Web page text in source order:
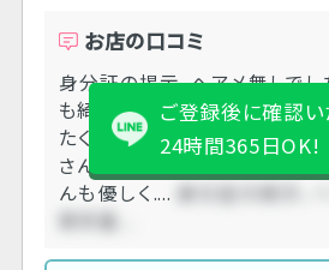
お店の口コミ
身分証の掲示、ヘアメ無しで
も綺麗です！ ロッカーもあっ
たくさんあったからありがたか
さん皆んな可愛くて明るい感
んも優しく.... 身分証の掲示、
更衣室....
ご登録後に確認
24時間365日OK!